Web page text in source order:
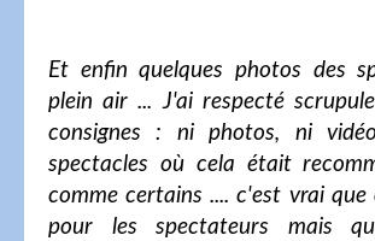
Et enfin quelques photos des
plein air ... J'ai respecté
consignes : ni photos, ni
spectacles où cela était
comme certains .... c'est vrai que
pour les spectateurs mais